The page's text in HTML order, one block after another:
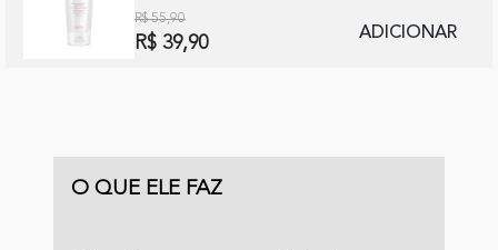
R$ 55,90
R$ 39,90 ADICIONAR
O QUE ELE FAZ